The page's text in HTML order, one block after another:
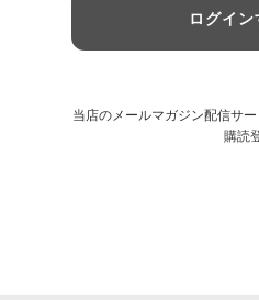
ログイン
当店のメールマガジン配信サ
購読